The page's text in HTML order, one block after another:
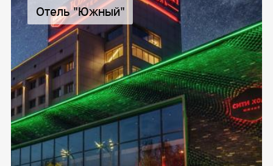
Отель "Южный"